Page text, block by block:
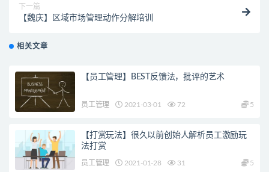
下一篇
【魏庆】区域市场管理动作分解培训
相关文章
【员工管理】BEST反馈法，批评的艺术
员工管理 2021-03-01 72 5
【打赏玩法】很久以前创始人解析员工激励玩
法打赏
员工管理 2021-01-28 31 5